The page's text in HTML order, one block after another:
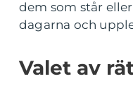
dem som står
dagarna och
Valet av